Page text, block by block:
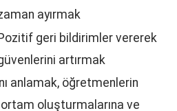
ayırmak
geri bildirimler vererek
artırmak
anlamak, öğretmenlerin
ortam oluşturmalarına ve